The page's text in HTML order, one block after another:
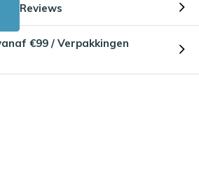
Reviews
€99 / Verpakkingen